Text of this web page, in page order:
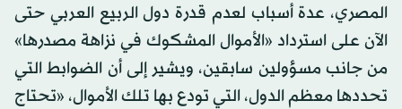
المصري، عدة أسباب لعدم قدرة دول الربيع العربي حتى
الآن على استرداد «الأموال المشكوك في نزاهة مصدرها»
من جانب مسؤولين سابقين، ويشير إلى أن الضوابط التي
تحددها معظم الدول، التي تودع بها تلك الأموال، «تحتاج